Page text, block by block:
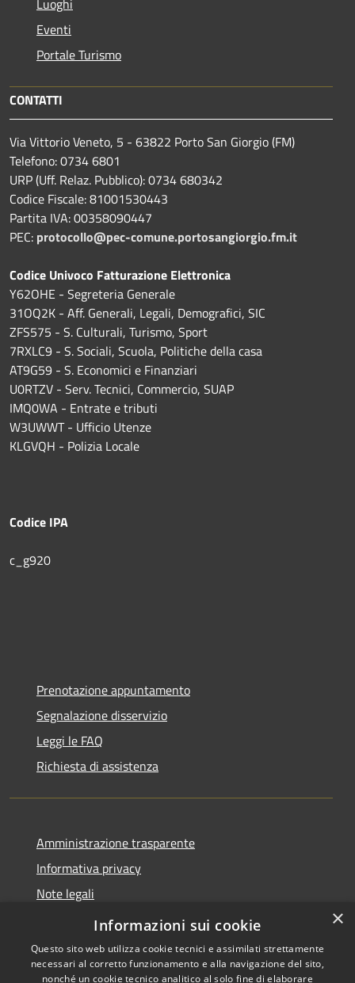
Eventi
Portale Turismo
CONTATTI
Via Vittorio Veneto, 5 - 63822 Porto San Giorgio (FM)
Telefono: 0734 6801
URP (Uff. Relaz. Pubblico): 0734 680342
Codice Fiscale: 81001530443
Partita IVA: 00358090447
PEC: protocollo@pec-comune.portosangiorgio.fm.it
Codice Univoco Fatturazione Elettronica
Y62OHE - Segreteria Generale
31OQ2K - Aff. Generali, Legali, Demografici, SIC
ZFS575 - S. Culturali, Turismo, Sport
7RXLC9 - S. Sociali, Scuola, Politiche della casa
AT9G59 - S. Economici e Finanziari
U0RTZV - Serv. Tecnici, Commercio, SUAP
IMQ0WA - Entrate e tributi
W3UWWT - Ufficio Utenze
KLGVQH - Polizia Locale
Codice IPA
c_g920
Prenotazione appuntamento
Segnalazione disservizio
Leggi le FAQ
Richiesta di assistenza
Amministrazione trasparente
Informativa privacy
Note legali
Dichiarazione di accessibilità
×
Informazioni sui cookie
Questo sito web utilizza cookie tecnici e assimilati strettamente
necessari al corretto funzionamento e alla navigazione del sito,
nonché un cookie tecnico analitico al solo fine di elaborare